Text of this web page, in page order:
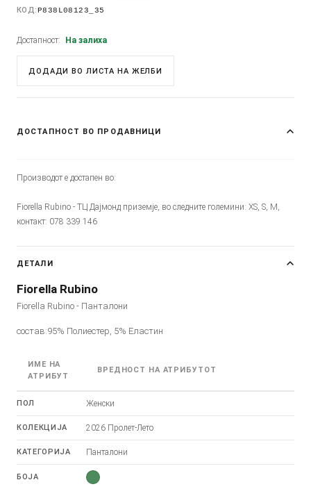
КОД: P838L08123_35
Достапност: На залиха
ДОДАДИ ВО ЛИСТА НА ЖЕЛБИ
ДОСТАПНОСТ ВО ПРОДАВНИЦИ
Производот е достапен во:
Fiorella Rubino - ТЦ Дајмонд приземје, во следните големини: XS, S, M,
контакт: 078 339 146
ДЕТАЛИ
Fiorella Rubino
Fiorella Rubino - Панталони
состав:95% Полиестер, 5% Еластин
ИМЕ НА
АТРИБУТ
ВРЕДНОСТ НА АТРИБУТОТ
ПОЛ Женски
КОЛЕКЦИЈА 2026 Пролет-Лето
КАТЕГОРИЈА Панталони
БОЈА